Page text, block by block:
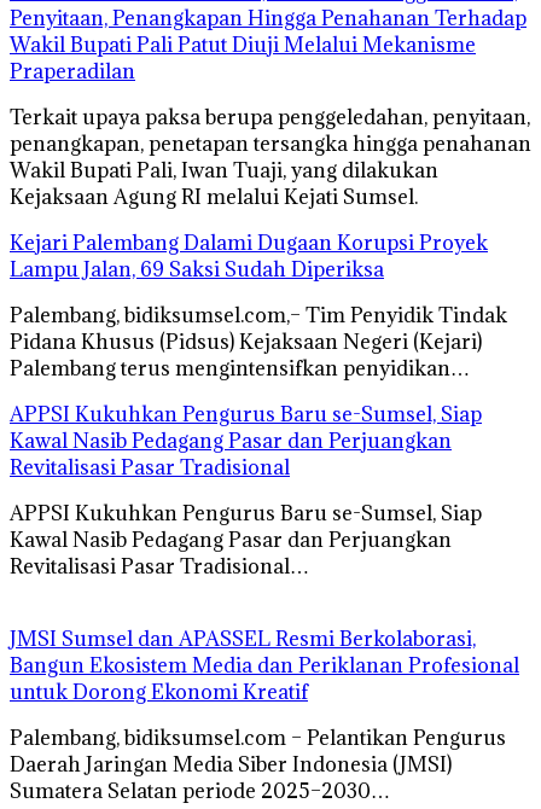
Penyitaan, Penangkapan Hingga Penahanan Terhadap
Wakil Bupati Pali Patut Diuji Melalui Mekanisme
Praperadilan
Terkait upaya paksa berupa penggeledahan, penyitaan,
penangkapan, penetapan tersangka hingga penahanan
Wakil Bupati Pali, Iwan Tuaji, yang dilakukan
Kejaksaan Agung RI melalui Kejati Sumsel.
Kejari Palembang Dalami Dugaan Korupsi Proyek
Lampu Jalan, 69 Saksi Sudah Diperiksa
Palembang, bidiksumsel.com,– Tim Penyidik Tindak
Pidana Khusus (Pidsus) Kejaksaan Negeri (Kejari)
Palembang terus mengintensifkan penyidikan…
APPSI Kukuhkan Pengurus Baru se-Sumsel, Siap
Kawal Nasib Pedagang Pasar dan Perjuangkan
Revitalisasi Pasar Tradisional
APPSI Kukuhkan Pengurus Baru se-Sumsel, Siap
Kawal Nasib Pedagang Pasar dan Perjuangkan
Revitalisasi Pasar Tradisional…
JMSI Sumsel dan APASSEL Resmi Berkolaborasi,
Bangun Ekosistem Media dan Periklanan Profesional
untuk Dorong Ekonomi Kreatif
Palembang, bidiksumsel.com – Pelantikan Pengurus
Daerah Jaringan Media Siber Indonesia (JMSI)
Sumatera Selatan periode 2025–2030…